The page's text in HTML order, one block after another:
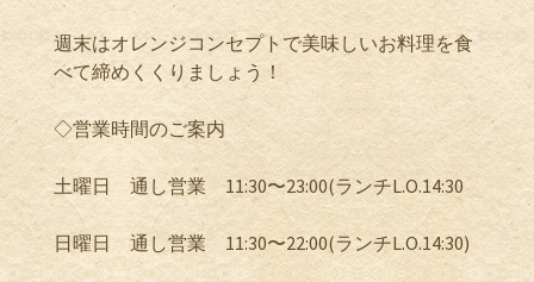
週末はオレンジコンセプトで美味しいお料理を食
べて締めくくりましょう！
◇営業時間のご案内
土曜日 通し営業 11:30〜23:00(ランチL.O.14:30
日曜日 通し営業 11:30〜22:00(ランチL.O.14:30)